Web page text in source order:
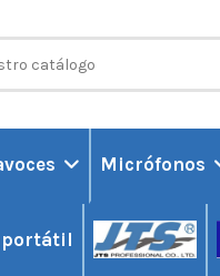
Micrófonos
portátil